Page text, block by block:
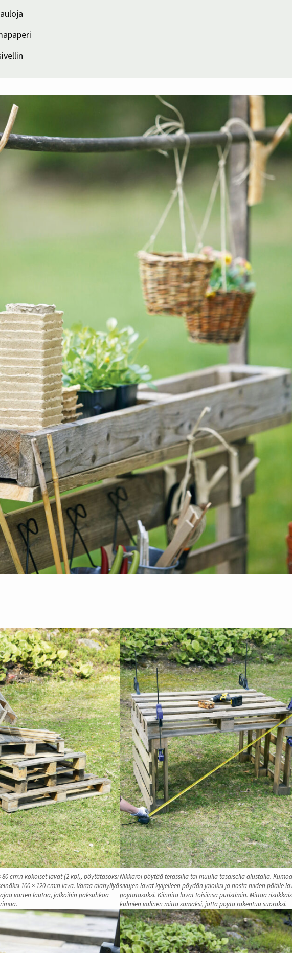
cm:n kokoiset lavat (2 kpl), pöytätasoksi
100 × 120 cm:n lava. Varaa alahyllyä
varten lautaa, jalkoihin paksuhkoa
Nikkaroi pöytää terassilla tai muulla tasaisella alustalla. Kumoa
sivujen lavat kyljelleen pöydän jaloiksi ja nosta niiden päälle
pöytätasoksi. Kiinnitä lavat toisiinsa puristimin. Mittaa
kulmien välinen mitta samaksi, jotta pöytä rakentuu suoraksi.